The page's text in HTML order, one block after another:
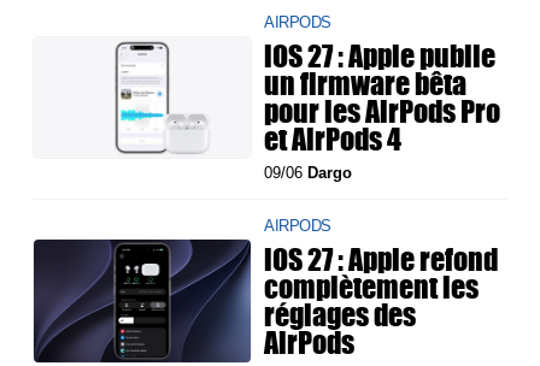
AIRPODS
iOS 27 : Apple publie
un firmware bêta
pour les AirPods Pro
et AirPods 4
09/06 Dargo
AIRPODS
iOS 27 : Apple refond
complètement les
réglages des
AirPods